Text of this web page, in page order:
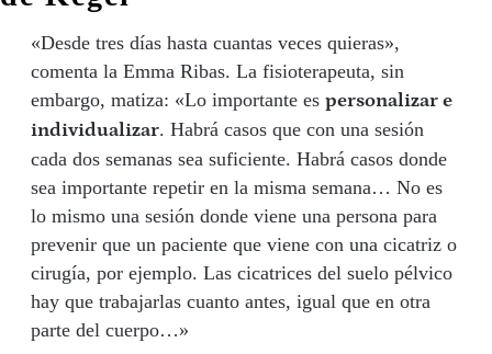
«Desde tres días hasta cuantas veces quieras»,
comenta la Emma Ribas. La fisioterapeuta, sin
embargo, matiza: «Lo importante es personalizar e
individualizar. Habrá casos que con una sesión
cada dos semanas sea suficiente. Habrá casos donde
sea importante repetir en la misma semana… No es
lo mismo una sesión donde viene una persona para
prevenir que un paciente que viene con una cicatriz o
cirugía, por ejemplo. Las cicatrices del suelo pélvico
hay que trabajarlas cuanto antes, igual que en otra
parte del cuerpo…»